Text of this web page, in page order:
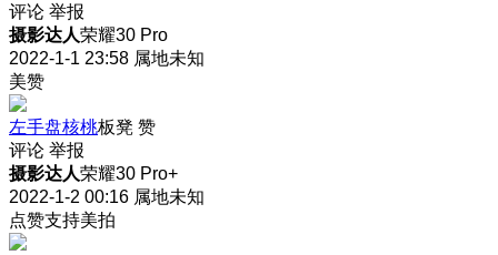
评论 举报
摄影达人荣耀30 Pro
2022-1-1 23:58 属地未知
美赞
左手盘核桃板凳 赞
评论 举报
摄影达人荣耀30 Pro+
2022-1-2 00:16 属地未知
点赞支持美拍